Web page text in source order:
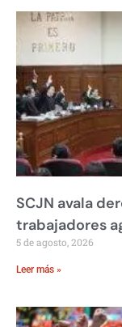
SCJN avala
trabajadores
5 de agosto, 2026
Leer más »